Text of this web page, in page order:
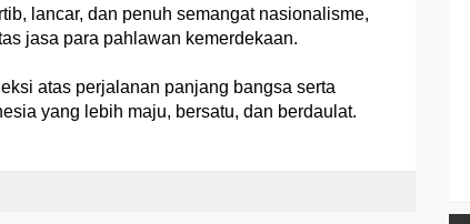
lancar, dan penuh semangat nasionalisme,
jasa para pahlawan kemerdekaan.
atas perjalanan panjang bangsa serta
yang lebih maju, bersatu, dan berdaulat.